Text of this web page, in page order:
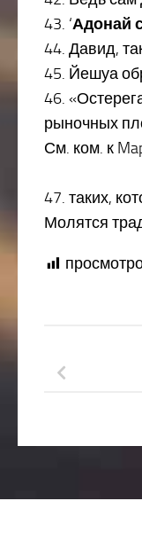
43. ‘Адонай
44. Давид,
45. Йешуа
46.
рыночных
См. ком. к
47. таких,
Молятся